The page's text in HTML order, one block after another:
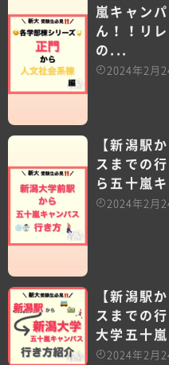
嵐キャン
ん！！リ
の...
2024年2月
【新潟駅
スまでの
ら五十嵐
2024年2月
【新潟駅
スまでの
大学五十
2024年2月